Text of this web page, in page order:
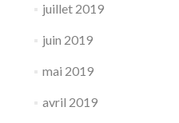
juillet 2019
juin 2019
mai 2019
avril 2019